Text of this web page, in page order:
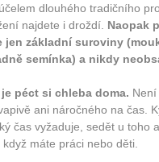
dlouhého tradičního
najdete i droždí. Naopak
jen základní suroviny
semínka) a nikdy
péct si chleba doma.
ani náročného na čas.
čas vyžaduje, sedět u toho
máte práci nebo děti.